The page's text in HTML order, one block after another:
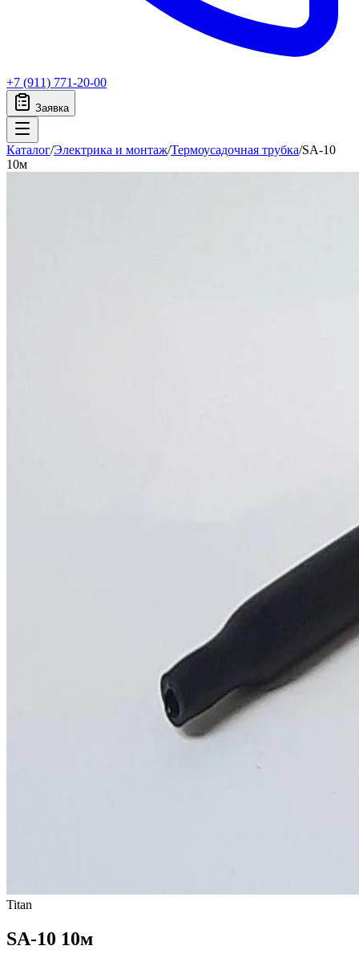
+7 (911) 771-20-00
Заявка
Каталог/Электрика и монтаж/Термоусадочная трубка/SA-10
10м
Titan
SA-10 10м